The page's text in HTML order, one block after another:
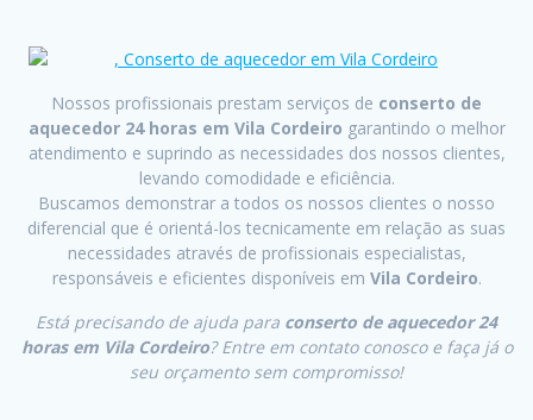
Nossos profissionais prestam serviços de conserto de
aquecedor 24 horas em Vila Cordeiro garantindo o melhor
atendimento e suprindo as necessidades dos nossos clientes,
levando comodidade e eficiência.
Buscamos demonstrar a todos os nossos clientes o nosso
diferencial que é orientá-los tecnicamente em relação as suas
necessidades através de profissionais especialistas,
responsáveis e eficientes disponíveis em Vila Cordeiro.
Está precisando de ajuda para conserto de aquecedor 24
horas em Vila Cordeiro? Entre em contato conosco e faça já o
seu orçamento sem compromisso!